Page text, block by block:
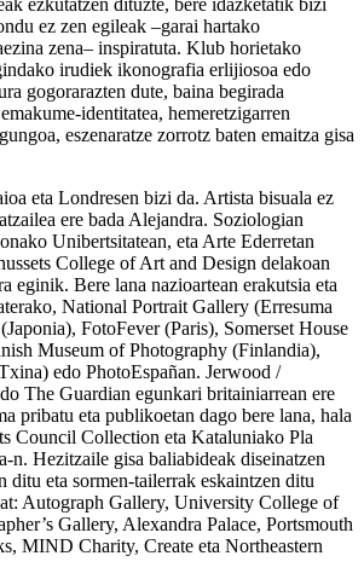
ez zen egileak –garai hartako
zena– inspiratuta. Klub horietako
irudiek ikonografia erlijiosoa edo
gogorarazten dute, baina begirada
identitatea, hemeretzigarren
eszenaratze zorrotz baten emaitza gisa
eta Londresen bizi da. Artista bisuala ez
ere bada Alejandra. Soziologian
Unibertsitatean, eta Arte Ederretan
College of Art and Design delakoan
eginik. Bere lana nazioartean erakutsia eta
National Portrait Gallery (Erresuma
FotoFever (Paris), Somerset House
Museum of Photography (Finlandia),
edo PhotoEspañan. Jerwood /
The Guardian egunkari britainiarrean ere
pribatu eta publikoetan dago bere lana, hala
Council Collection eta Kataluniako Pla
n. Hezitzaile gisa baliabideak diseinatzen
ditu eta sormen-tailerrak eskaintzen ditu
Autograph Gallery, University College of
Gallery, Alexandra Palace, Portsmouth
MIND Charity, Create eta Northeastern